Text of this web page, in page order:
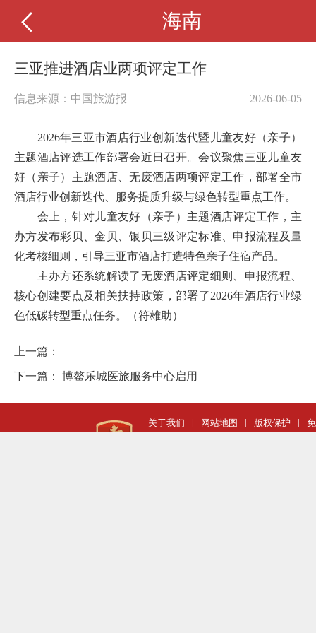
海南
三亚推进酒店业两项评定工作
信息来源：中国旅游报 2026-06-05
2026年三亚市酒店行业创新迭代暨儿童友好（亲子）
主题酒店评选工作部署会近日召开。会议聚焦三亚儿童友
好（亲子）主题酒店、无废酒店两项评定工作，部署全市
酒店行业创新迭代、服务提质升级与绿色转型重点工作。
会上，针对儿童友好（亲子）主题酒店评定工作，主
办方发布彩贝、金贝、银贝三级评定标准、申报流程及量
化考核细则，引导三亚市酒店打造特色亲子住宿产品。
主办方还系统解读了无废酒店评定细则、申报流程、
核心创建要点及相关扶持政策，部署了2026年酒店行业绿
色低碳转型重点任务。（符雄助）
上一篇：
下一篇： 博鳌乐城医旅服务中心启用